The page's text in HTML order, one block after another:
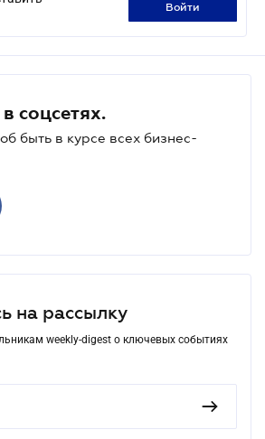
войти
соцсетях.
быть в курсе всех бизнес-
на рассылку
weekly-digest о ключевых событиях